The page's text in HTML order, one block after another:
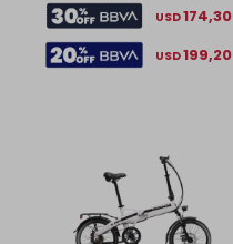
USD174,30
USD199,20